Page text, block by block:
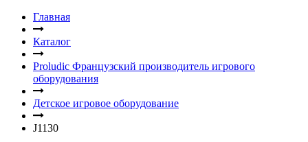
Главная
Каталог
Proludic Французский производитель игрового
оборудования
Детское игровое оборудование
J1130